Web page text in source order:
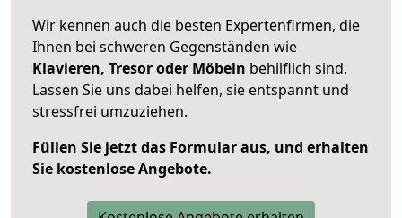
Wir kennen auch die besten Expertenfirmen, die
Ihnen bei schweren Gegenständen wie
Klavieren, Tresor oder Möbeln behilflich sind.
Lassen Sie uns dabei helfen, sie entspannt und
stressfrei umzuziehen.
Füllen Sie jetzt das Formular aus, und erhalten
Sie kostenlose Angebote.